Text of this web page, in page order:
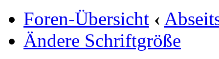
Foren-Übersicht ‹
Ändere Schriftgröße